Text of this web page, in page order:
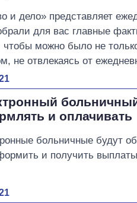
и дело» представляет
для вас главные
чтобы можно было не
не отвлекаясь от
и оплачивать
больничные будут
и получить